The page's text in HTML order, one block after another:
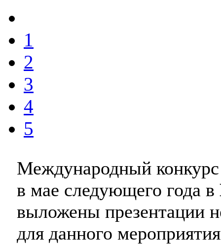
1
2
3
4
5
Международный
в мае следующего года в
выложены презентации
для данного